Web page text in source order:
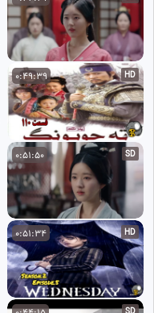
HD
0:49:39
SD
0:51:50
HD
0:51:34